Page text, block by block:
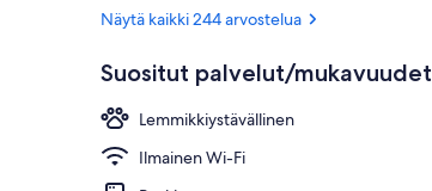
Näytä kaikki 244 arvostelua
Suositut palvelut/mukavuudet
Lemmikkiystävällinen
Ilmainen Wi-Fi